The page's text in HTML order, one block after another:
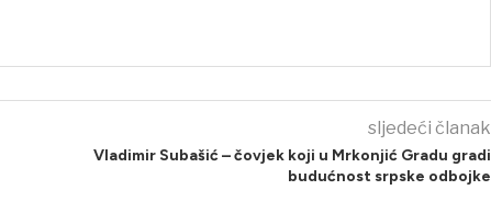
sljedeći članak
Vladimir Subašić – čovjek koji u Mrkonjić Gradu gradi
budućnost srpske odbojke